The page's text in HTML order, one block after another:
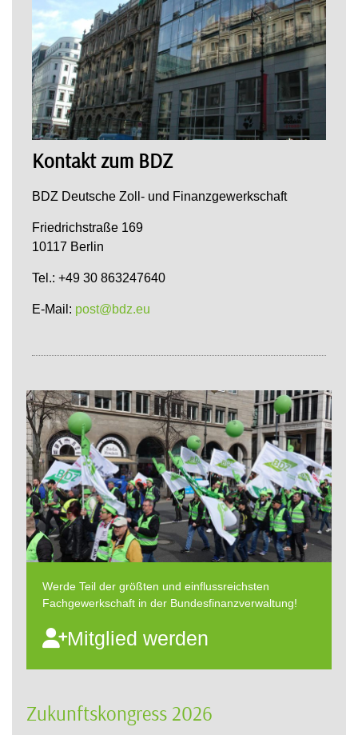
Kontakt zum BDZ
BDZ Deutsche Zoll- und Finanzgewerkschaft
Friedrichstraße 169
10117 Berlin
Tel.: +49 30 863247640
E-Mail: post@bdz.eu
Werde Teil der größten und einflussreichsten
Fachgewerkschaft in der Bundesfinanzverwaltung!
Mitglied werden
Zukunftskongress 2026